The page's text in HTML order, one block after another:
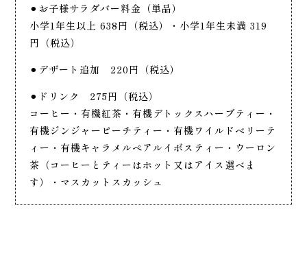
⚫︎お子様サラダバー料金（単品）
小学1年生以上 638円（税込）・小学1年生未満 319
円（税込）
⚫︎デザート追加 220円（税込）
⚫︎ドリンク 275円（税込）
コーヒー・有機紅茶・有機デトックスハーブティー・
有機ジンジャーピーチティー・有機ワイルドベリーテ
ィー・有機キャラメルペアルイボスティー・ウーロン
茶（コーヒーとティーはホット又はアイス選べま
す）・マスカットスカッシュ